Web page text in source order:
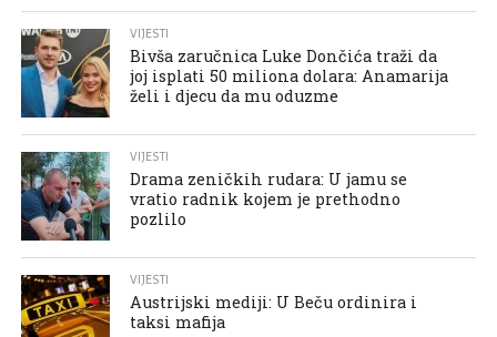
VIJESTI
Bivša zaručnica Luke Dončića traži da
joj isplati 50 miliona dolara: Anamarija
želi i djecu da mu oduzme
VIJESTI
Drama zeničkih rudara: U jamu se
vratio radnik kojem je prethodno
pozlilo
VIJESTI
Austrijski mediji: U Beču ordinira i
taksi mafija